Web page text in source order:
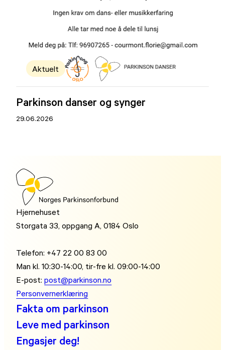
Aktuelt
Parkinson danser og synger
29.06.2026
Hjernehuset
Storgata 33, oppgang A, 0184 Oslo
Telefon: +47 22 00 83 00
Man kl. 10:30-14:00, tir-fre kl. 09:00-14:00
E-post:post@parkinson.no
Personvernerklæring
Fakta om parkinson
Leve med parkinson
Engasjer deg!